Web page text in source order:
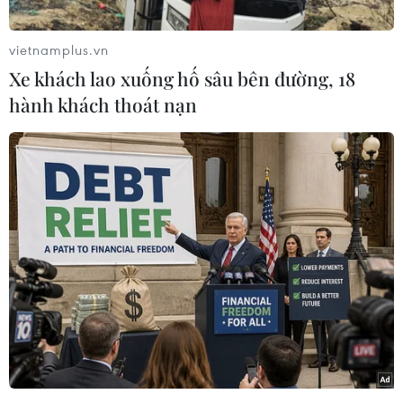
Willian "lật kèo" đòi gia nhập Chelsea. (Nguồn:
Daily Mail)
Huấn luyện viên Jose Mourinho cũng đã lên
tiếng xác nhận thương vụ này saukhi được hỏi
có phải Willian đã đồng ý gia nhập Stamford
Bridge hay không? "Anh ấy đã đưa ra quyết
định của mình," vị chiến lược gia người Bồ Đào
Nhanói. "Tôi biết những gì mà cầu thủ muốn, vì
vậy ở thời điểm này chúng tôi khôngthể che
giấu điều gì nữa."Đây thực sự là cú sốc cho
tham vọng tìm người thay thế Gareth Bale
củaTottenham, bởi trước đó tiền vệ người Brazil
vietnamplus.vn
Xe khách lao xuống hố sâu bên đường, 18
hành khách thoát nạn